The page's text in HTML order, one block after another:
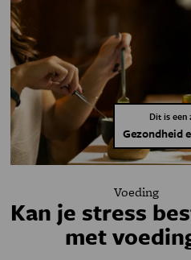
Dit is
Gezondheid
Voeding
Kan je stress
met